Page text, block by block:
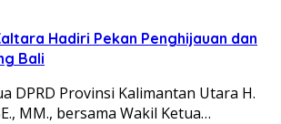
Hadiri Pekan Penghijauan dan
Bali
DPRD Provinsi Kalimantan Utara H.
MM., bersama Wakil Ketua…